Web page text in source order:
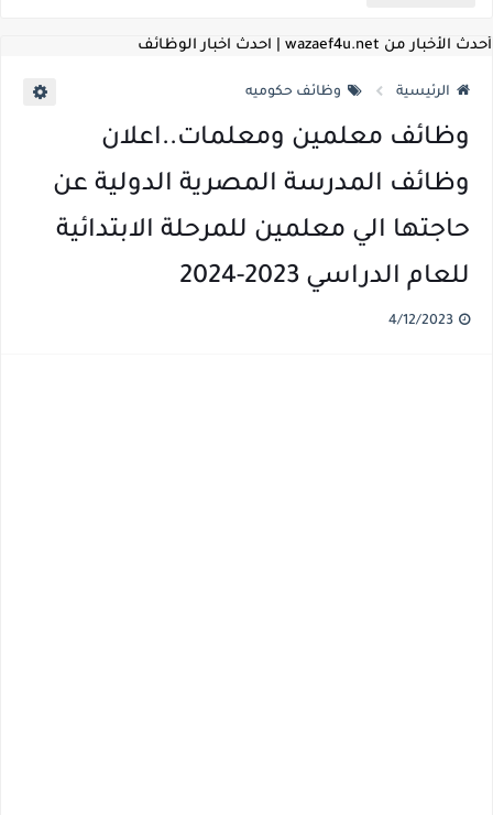
للمؤهلات العليا والمتوسطه.. جامعة ميريت تعلن عن وظائف شاغرة بتاريخ 20 مايو 2026
أحدث الأخبار من wazaef4u.net | احدث اخبار الوظائف
الرئيسية وظائف حكوميه
وظائف معلمين ومعلمات..اعلان
وظائف المدرسة المصرية الدولية عن
حاجتها الي معلمين للمرحلة الابتدائية
للعام الدراسي 2023-2024